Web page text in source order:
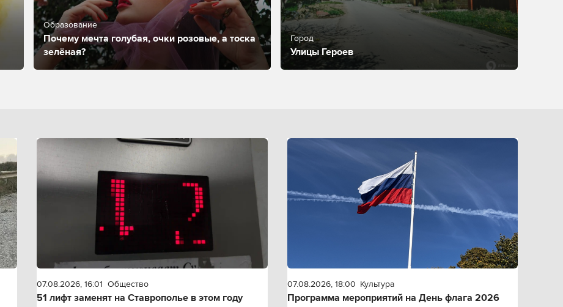
Образование
Почему мечта голубая, очки розовые, а тоска
зелёная?
Город
Улицы Героев
07.08.2026, 16:01 Общество
51 лифт заменят на Ставрополье в этом году
07.08.2026, 18:00 Культура
Программа мероприятий на День флага 2026